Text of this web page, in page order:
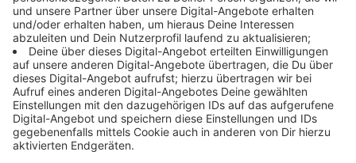
Wer den Tatverdächtigen sieht oder Hinweise geben
kann, wendet sich bitte über denNotruf 110an die
Polizei.Bitte sprecht den Tatverdächtigen auf
keinen Fall an- er ist bewaffnet und entsprechend
gefährlich!